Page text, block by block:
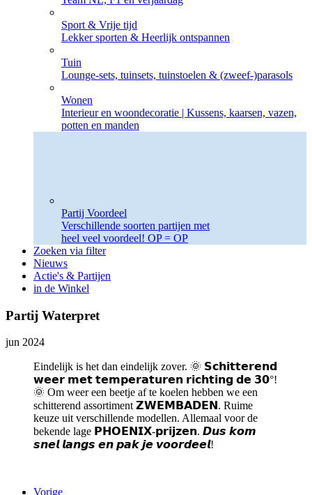
Sport & Vrije tijd
Lekker sporten & Heerlijk ontspannen
Tuin
Lounge-sets, tuinsets, tuinstoelen & (zweef-)parasols
Wonen
Interieur en woondecoratie | Kussens, kaarsen, vazen,
potten en manden
Partij Voordeel
Verschillende soorten partijen met
heel veel voordeel! OP = OP
Zoeken via filter
Nieuws
Actie's & Partijen
in de Winkel
Partij Waterpret
jun 2024
Eindelijk is het dan eindelijk zover. 🌞 𝗦𝗰𝗵𝗶𝘁𝘁𝗲𝗿𝗲𝗻𝗱
𝘄𝗲𝗲𝗿 𝗺𝗲𝘁 𝘁𝗲𝗺𝗽𝗲𝗿𝗮𝘁𝘂𝗿𝗲𝗻 𝗿𝗶𝗰𝗵𝘁𝗶𝗻𝗴 𝗱𝗲 𝟯𝟬°!
🌞 Om weer een beetje af te koelen hebben we een
schitterend assortiment 𝗭𝗪𝗘𝗠𝗕𝗔𝗗𝗘𝗡. Ruime
keuze uit verschillende modellen. Allemaal voor de
bekende lage 𝗣𝗛𝗢𝗘𝗡𝗜𝗫-𝗽𝗿𝗶𝗷𝘇𝗲𝗻. 𝘿𝙪𝙨 𝙠𝙤𝙢
𝙨𝙣𝙚𝙡 𝙡𝙖𝙣𝙜𝙨 𝙚𝙣 𝙥𝙖𝙠 𝙟𝙚 𝙫𝙤𝙤𝙧𝙙𝙚𝙚𝙡!
Vorige